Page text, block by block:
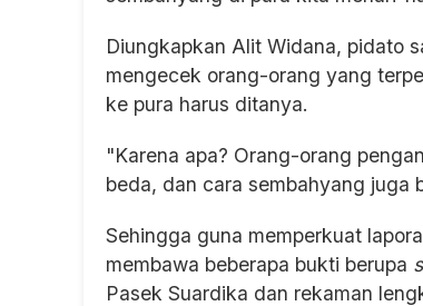
Diungkapkan Alit Widana, pidato
mengecek orang-orang yang
ke pura harus ditanya.
"Karena apa? Orang-orang
beda, dan cara sembahyang juga
Sehingga guna memperkuat
membawa beberapa bukti berupa
Pasek Suardika dan rekaman